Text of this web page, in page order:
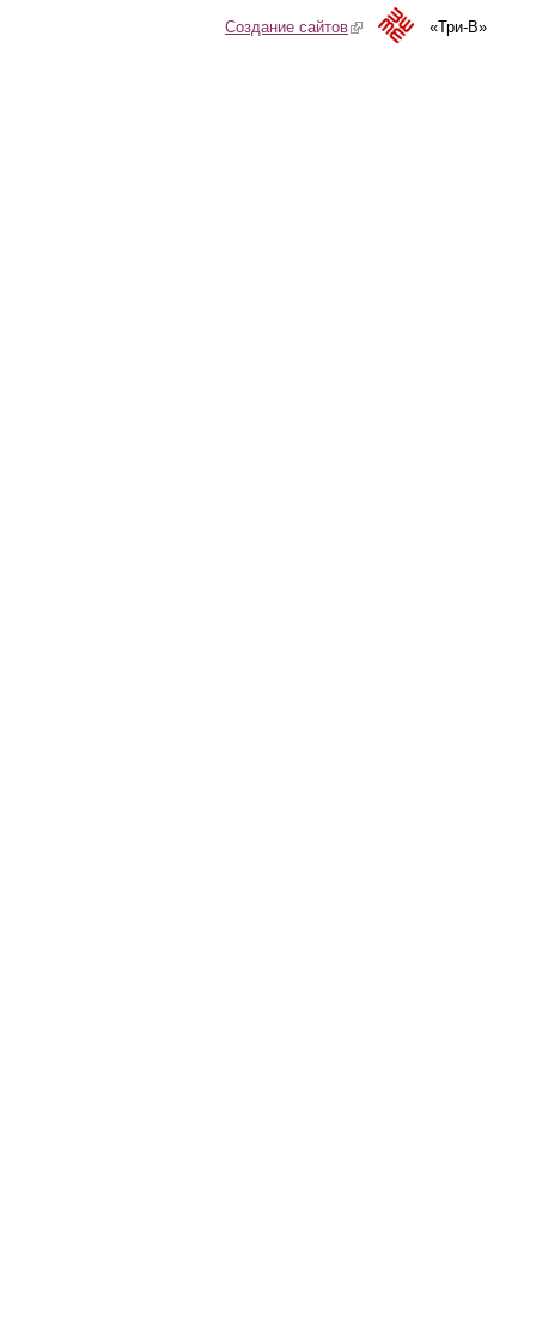
Создание сайтов(link is external)«Три-В»